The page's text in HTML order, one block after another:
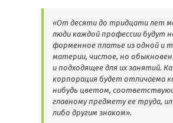
«От десяти до тридцати лет
люди каждой профессии будут
форменное платье из одной и
материи, чистое, но
и подходящее для их занятий.
корпорация будет отличаема
нибудь цветом,
главному предмету ее труда,
либо другим знаком».